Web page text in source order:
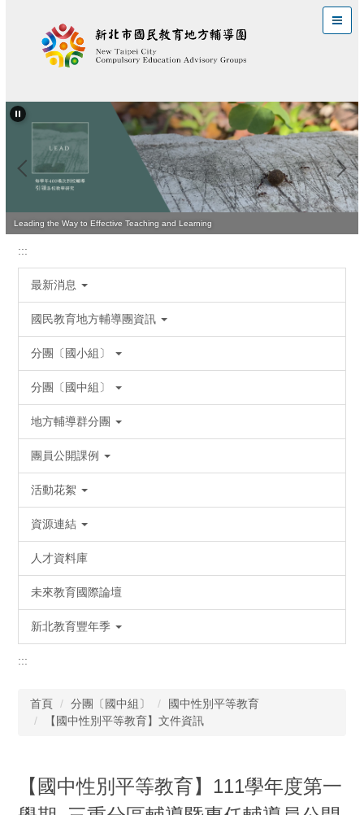
區
Leading the Way to Effective Teaching and Learning
:::
最新消息
國民教育地方輔導團資訊
分團〔國小組〕
分團〔國中組〕
地方輔導群分團
團員公開課例
活動花絮
資源連結
人才資料庫
未來教育國際論壇
新北教育豐年季
:::
首頁 分團〔國中組〕
國中性別平等教育
【國中性別平等教育】文件資訊
【國中性別平等教育】111學年度第一